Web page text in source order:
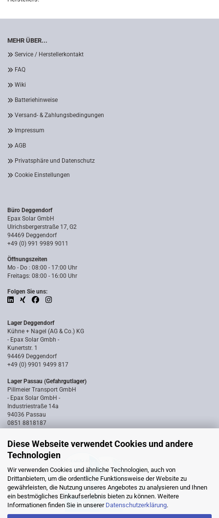
Diese Webseite verwendet Cookies und andere
Technologien
Wir verwenden Cookies und ähnliche Technologien, auch von
Drittanbietern, um die ordentliche Funktionsweise der Website zu
gewährleisten, die Nutzung unseres Angebotes zu analysieren und Ihnen
ein bestmögliches Einkaufserlebnis bieten zu können. Weitere
Informationen finden Sie in unserer Datenschutzerklärung.
MEHR ÜBER...
Service / Herstellerkontakt
FAQ
Wiki
Batteriehinweise
Versand- & Zahlungsbedingungen
Impressum
AGB
Privatsphäre und Datenschutz
Cookie Einstellungen
Büro Deggendorf
Epax Solar GmbH
Ulrichsbergerstraße 17, G2
94469 Deggendorf
+49 (0) 991 9989 9011
Öffnungszeiten
Mo - Do : 08:00 - 17:00 Uhr
Freitags: 08:00 - 16:00 Uhr
Folgen Sie uns:
Lager Deggendorf
Kühne + Nagel (AG & Co.) KG
- Epax Solar Gmbh -
Kunertstr. 1
94469 Deggendorf
+49 (0) 9901 9499 817
Lager Passau (Gefahrgutlager)
Pillmeier Transport GmbH
- Epax Solar GmbH -
Industriestraße 14a
94036 Passau
0851 8818187